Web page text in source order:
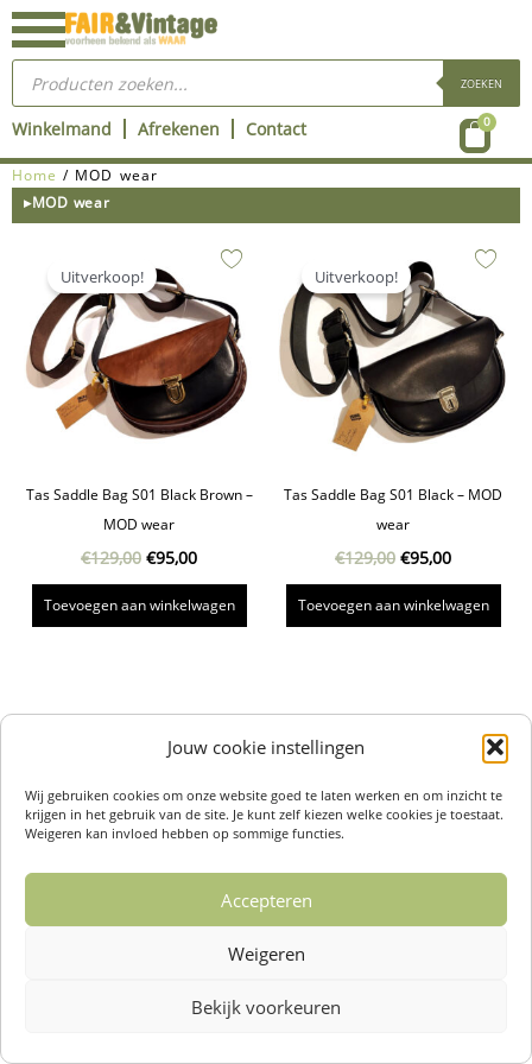
Jouw cookie instellingen
Wij gebruiken cookies om onze website goed te laten werken en om inzicht te
krijgen in het gebruik van de site. Je kunt zelf kiezen welke cookies je toestaat.
Weigeren kan invloed hebben op sommige functies.
Accepteren
Weigeren
Bekijk voorkeuren
Ga
naar
inhoud
Producten
zoeken ZOEKEN
Winkelmand Afrekenen Contact 0
Home / MOD wear
▸MOD wear
Uitverkoop!
Tas Saddle Bag S01 Black Brown –
MOD wear
€129,00
Oorspronkelijke
prijs
was:
€129,00.
€95,00
Huidige
prijs
€95,00.
Toevoegen aan winkelwagen
Uitverkoop!
Tas Saddle Bag S01 Black – MOD
wear
€129,00
Oorspronkelijke
prijs
was:
€129,00.
€95,00
Huidige
prijs
€95,00.
Toevoegen aan winkelwagen